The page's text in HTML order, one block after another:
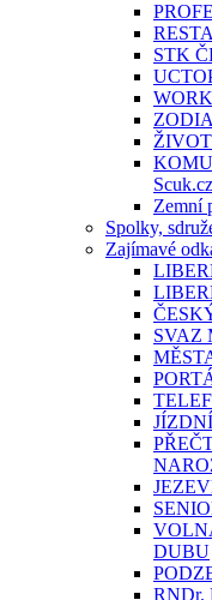
STK
Scuk.cz
Zemní
Spolky,
Zajímavé
SVAZ
DUBU
RNDr.